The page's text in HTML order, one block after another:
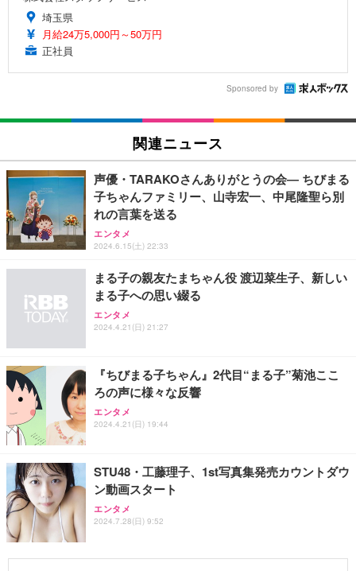
埼玉県
月給24万5,000円～50万円
正社員
Sponsored by
関連ニュース
声優・TARAKOさんありがとうの会― ちびまる
子ちゃんファミリー、山寺宏一、中尾隆聖ら別
れの言葉を送る
エンタメ
2024.6.15(土) 22:33
まる子の親友たまちゃん役 渡辺菜生子、新しい
まる子への思い綴る
エンタメ
2024.4.21(日) 21:27
『ちびまる子ちゃん』2代目“まる子”菊池ここ
ろの声に様々な反響
エンタメ
2024.4.21(日) 19:44
STU48・工藤理子、1st写真集発売カウントダウ
ン動画スタート
エンタメ
2024.7.28(日) 9:52